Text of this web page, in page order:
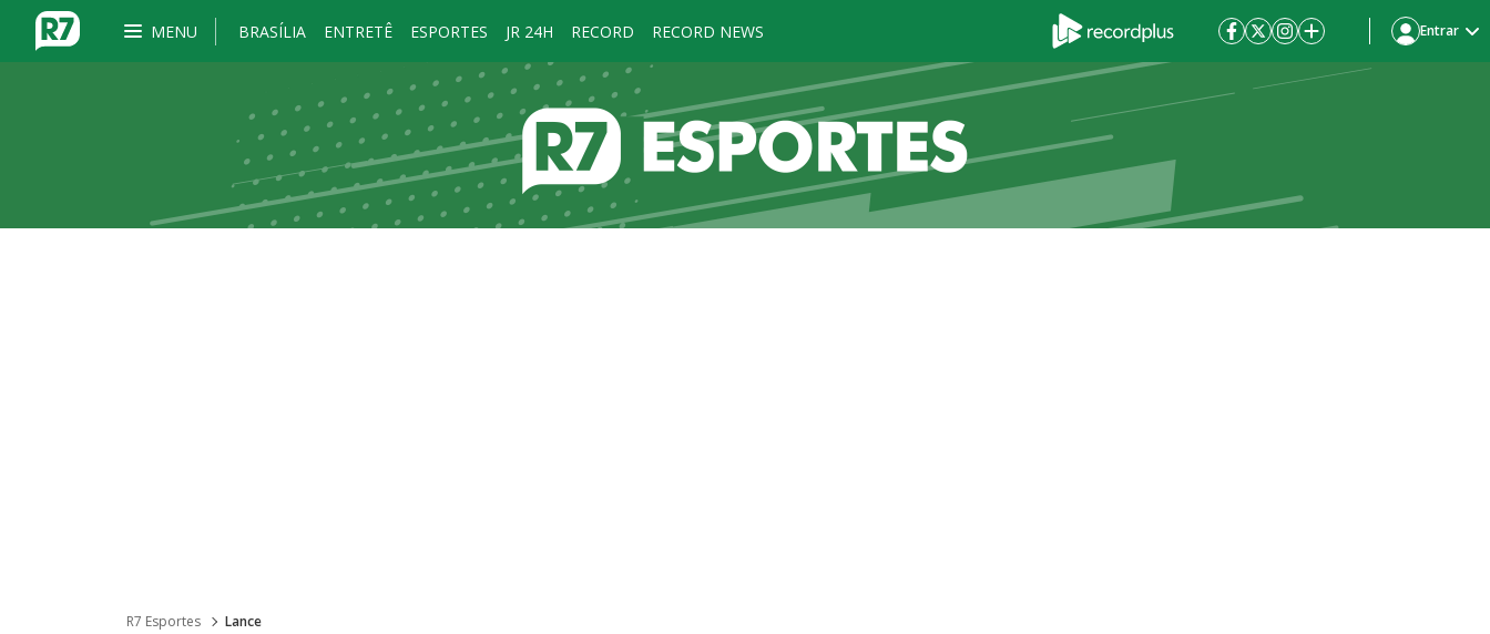
MENU BRASÍLIA ENTRETÊ ESPORTES JR 24H RECORD RECORD NEWS Entrar
R7 Esportes Lance